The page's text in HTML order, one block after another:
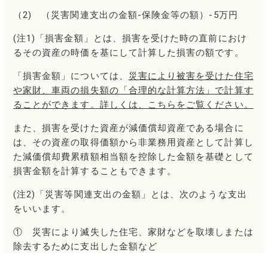
（2) （災害関連支出の金額-保険金等の額）-5万円
(注1)「損害金額」とは、損害を受けた時の直前におけ
るその資産の時価を基にして計算した損害の額です。
「損害金額」については、 災害により被害を受けた住宅
や家財、車両の損失額の「合理的な計算方法」で計算す
ることができます。詳しくは、こちらをご覧ください。
また、損害を受けた資産が減価償却資産である場合に
は、その資産の取得価額から非業務用資産として計算し
た減価償却費累積額相当額を控除した金額を基礎として
損害金額を計算することもできます。
(注2)「災害等関連支出の金額」とは、次のような支出
をいいます。
① 災害により滅失した住宅、家財などを取壊しまたは
除去するために支出した金額など